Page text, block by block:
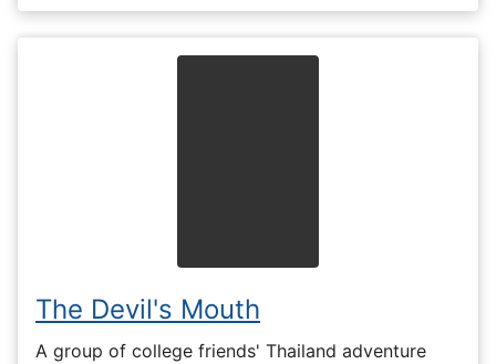
The Devil's Mouth
A group of college friends' Thailand adventure